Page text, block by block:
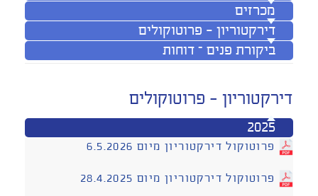
מכרזים
דירקטוריון - פרוטוקולים
ביקורת פנים – דוחות
דירקטוריון - פרוטוקולים
2025
פרוטוקול דירקטוריון מיום 6.5.2026
פרוטוקול דירקטוריון מיום 28.4.2025